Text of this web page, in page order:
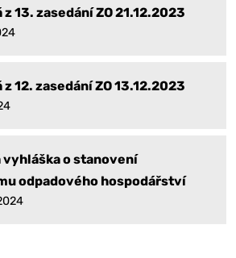
13. zasedání ZO 21.12.2023
12. zasedání ZO 13.12.2023
vyhláška o stanovení
odpadového hospodářství